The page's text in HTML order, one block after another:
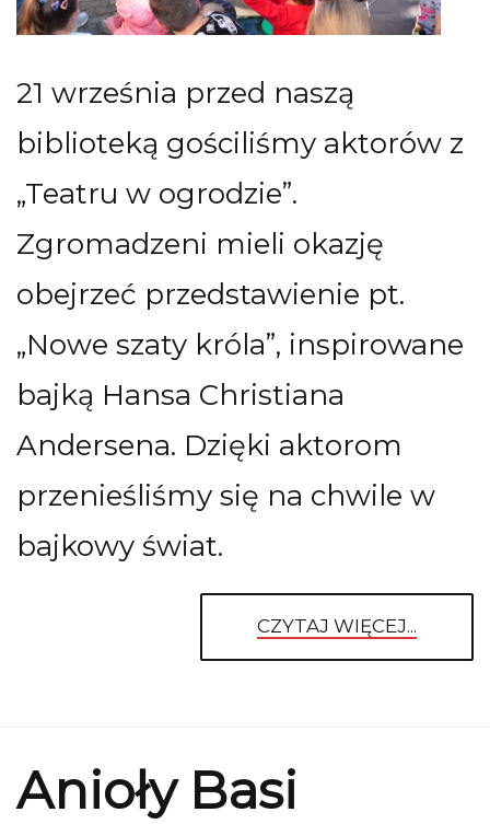
21 września przed naszą
biblioteką gościliśmy aktorów z
„Teatru w ogrodzie”.
Zgromadzeni mieli okazję
obejrzeć przedstawienie pt.
„Nowe szaty króla”, inspirowane
bajką Hansa Christiana
Andersena. Dzięki aktorom
przenieśliśmy się na chwile w
bajkowy świat.
CZYTAJ WIĘCEJ...
Anioły Basi